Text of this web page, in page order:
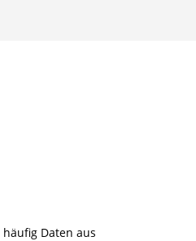
Daten aus